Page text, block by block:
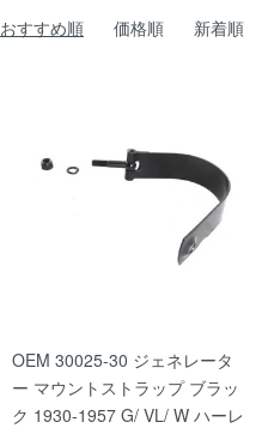
おすすめ順 価格順 新着順
OEM 30025-30 ジェネレータ
ー マウントストラップ ブラッ
ク 1930-1957 G/ VL/ W ハーレ